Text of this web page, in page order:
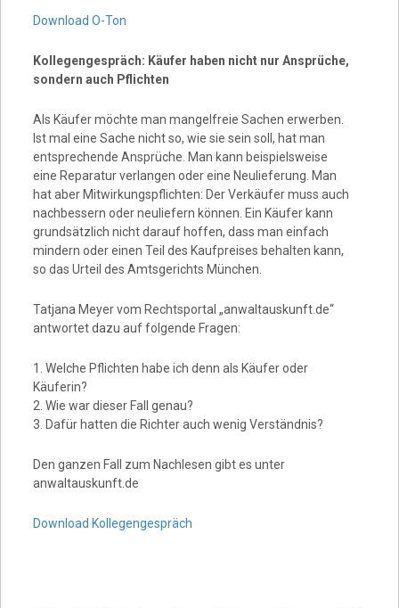
Download O-Ton
Kollegengespräch: Käufer haben nicht nur Ansprüche,
sondern auch Pflichten
Als Käufer möchte man mangelfreie Sachen erwerben.
Ist mal eine Sache nicht so, wie sie sein soll, hat man
entsprechende Ansprüche. Man kann beispielsweise
eine Reparatur verlangen oder eine Neulieferung. Man
hat aber Mitwirkungspflichten: Der Verkäufer muss auch
nachbessern oder neuliefern können. Ein Käufer kann
grundsätzlich nicht darauf hoffen, dass man einfach
mindern oder einen Teil des Kaufpreises behalten kann,
so das Urteil des Amtsgerichts München.
Tatjana Meyer vom Rechtsportal „anwaltauskunft.de“
antwortet dazu auf folgende Fragen:
1. Welche Pflichten habe ich denn als Käufer oder
Käuferin?
2. Wie war dieser Fall genau?
3. Dafür hatten die Richter auch wenig Verständnis?
Den ganzen Fall zum Nachlesen gibt es unter
anwaltauskunft.de
Download Kollegengespräch